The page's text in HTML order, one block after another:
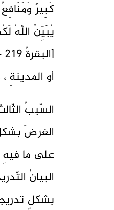
كَبِيرٌ
يُبَيِّنُ اللَّهُ
أو
السّببُ
الغرضَ
على ما فيهِ
البيانُ
بشكلٍ